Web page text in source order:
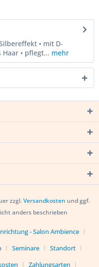
• mit D-
• pflegt... mehr
zzgl.Versandkosten und ggf.
anders beschrieben
- Salon Ambience
Seminare
Standort
Zahlungsarten